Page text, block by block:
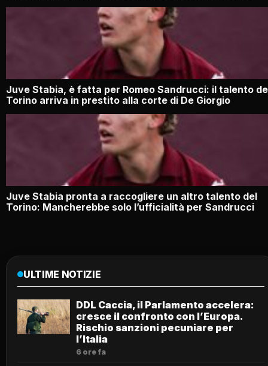
Juve Stabia, è fatta per Romeo Sandrucci: il talento
Torino arriva in prestito alla corte di De Giorgio
Juve Stabia pronta a raccogliere un altro talento del
Torino: Mancherebbe solo l’ufficialità per Sandrucci
ULTIME NOTIZIE
DDL Caccia, il Parlamento accelera:
cresce il confronto con l’Europa.
Rischio sanzioni pecuniare per
l’Italia
6 ore fa